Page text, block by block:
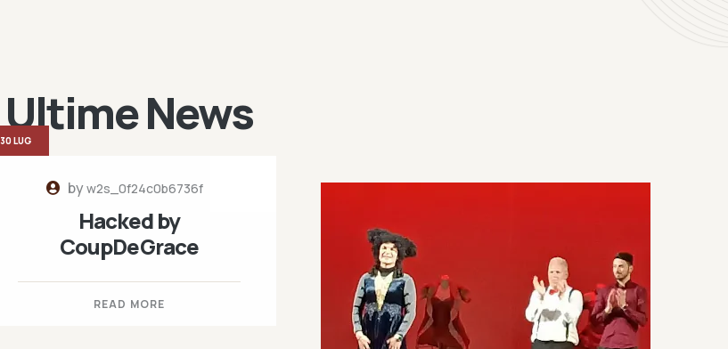
Ultime News
byw2s_0f24c0b6736f
Hacked by
CoupDeGrace
READ MORE
30 LUG